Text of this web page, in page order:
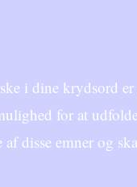
i dine krydsord
for at
disse emner og